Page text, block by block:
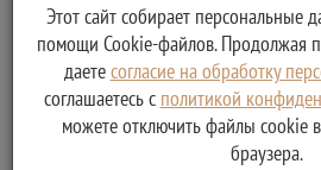
Этот сайт собирает персональные
помощи Cookie-файлов. Продолжая
даетесогласие на обработку
соглашаетесь с политикой
можете отключить файлы cookie
браузера.